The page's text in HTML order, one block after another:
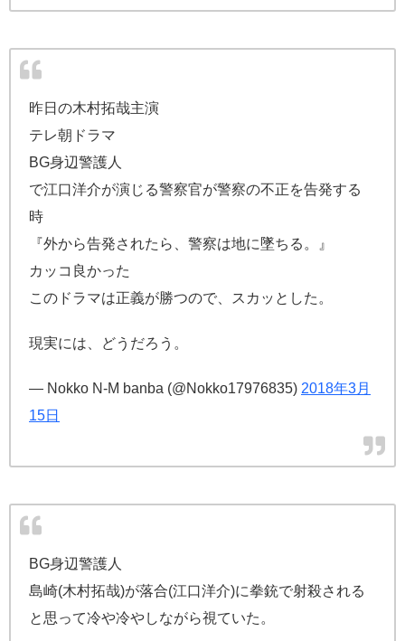
昨日の木村拓哉主演
テレ朝ドラマ
BG身辺警護人
で江口洋介が演じる警察官が警察の不正を告発する
時
『外から告発されたら、警察は地に墜ちる。』
カッコ良かった
このドラマは正義が勝つので、スカッとした。
現実には、どうだろう。
— Nokko N-M banba (@Nokko17976835) 2018年3月
15日
BG身辺警護人
島崎(木村拓哉)が落合(江口洋介)に拳銃で射殺される
と思って冷や冷やしながら視ていた。